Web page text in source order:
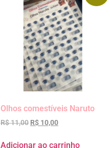
Olhos comestíveis Naruto
R$11,00 R$ 10,00
Adicionar ao carrinho